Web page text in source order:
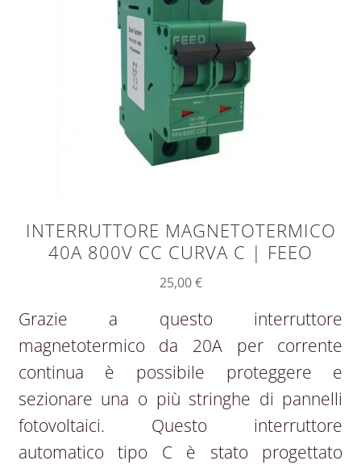
INTERRUTTORE MAGNETOTERMICO
40A 800V CC CURVA C | FEEO
25,00€
Grazie a questo interruttore
magnetotermico da 20A per corrente
continua è possibile proteggere e
sezionare una o più stringhe di pannelli
fotovoltaici. Questo interruttore
automatico tipo C è stato progettato